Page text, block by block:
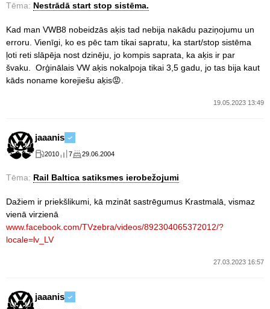
Tēma: Nestrādā start stop sistēma.
Kad man VWB8 nobeidzās aķis tad nebija nakādu paziņojumu un
erroru. Vienīgi, ko es pēc tam tikai sapratu, ka start/stop sistēma
ļoti reti slāpēja nost dzinēju, jo kompis saprata, ka aķis ir par
švaku. Orģinālais VW aķis nokalpoja tikai 3,5 gadu, jo tas bija kaut
kāds noname korejiešu aķis😡.
19.05.2023 13:49
jaaanis
2010 7 29.06.2004
Tēma: Rail Baltica satiksmes ierobežojumi
Dažiem ir priekšlikumi, kā mzināt sastrēgumus Krastmalā, vismaz
vienā virzienā
www.facebook.com/TVzebra/videos/892304065372012/?
locale=lv_LV
27.03.2023 16:57
jaaanis